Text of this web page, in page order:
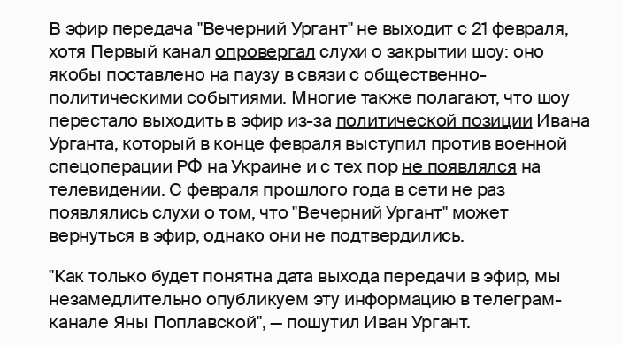
В эфир передача "Вечерний Ургант" не выходит с 21 февраля,
хотя Первый каналопровергал слухи о закрытии шоу: оно
якобы поставлено на паузу в связи с общественно-
политическими событиями. Многие также полагают, что шоу
перестало выходить в эфир из-за политической позиции Ивана
Урганта, который в конце февраля выступил против военной
спецоперации РФ на Украине и с тех порне появлялся на
телевидении. С февраля прошлого года в сети не раз
появлялись слухи о том, что "Вечерний Ургант" может
вернуться в эфир, однако они не подтвердились.
"Как только будет понятна дата выхода передачи в эфир, мы
незамедлительно опубликуем эту информацию в телеграм-
канале Яны Поплавской", — пошутил Иван Ургант.